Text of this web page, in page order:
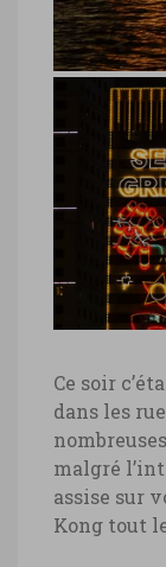
Hong-
Marie-
Ce soir
dans les
malgré
assise sur
Kong tout